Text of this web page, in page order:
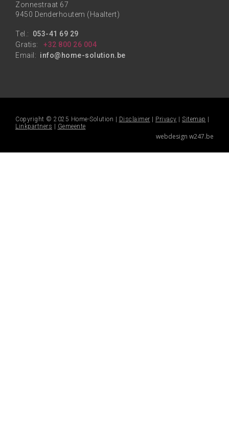
Zonnestraat 67
9450 Denderhoutem (Haaltert)
Tel.: 053-41 69 29
Gratis:
+32 800 26 004
Email: info@home-solution.be
Copyright © 2025 Home-Solution | Disclaimer Privacy Sitemap
Linkpartners
Gemeente
webdesign w247.be